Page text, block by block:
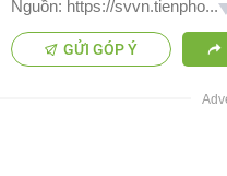
Nguồn: https://svvn.tienpho...
GỬI GÓP Ý